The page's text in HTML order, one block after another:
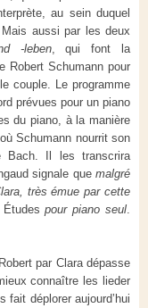
au sein duquel
aussi par les deux
-leben, qui font la
Robert Schumann pour
couple. Le programme
prévues pour un piano
du piano, à la manière
Schumann nourrit son
Bach. Il les transcrira
signale que malgré
très émue par cette
Études pour piano seul
par Clara dépasse
connaître les lieder
fait déplorer aujourd’hui